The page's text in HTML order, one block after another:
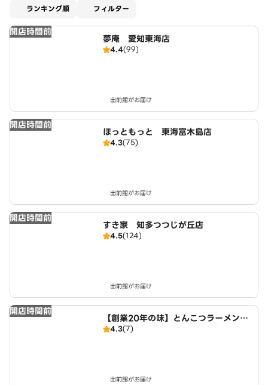
ランキング順 フィルター
開店時間前
夢庵 愛知東海店
4.4(99)
出前館がお届け
開店時間前
ほっともっと 東海富木島店
4.3(75)
出前館がお届け
開店時間前
すき家 知多つつじが丘店
4.5(124)
出前館がお届け
開店時間前
【創業20年の味】とんこつラーメン・
つけ麺 麺屋たけぞう
4.3(7)
出前館がお届け